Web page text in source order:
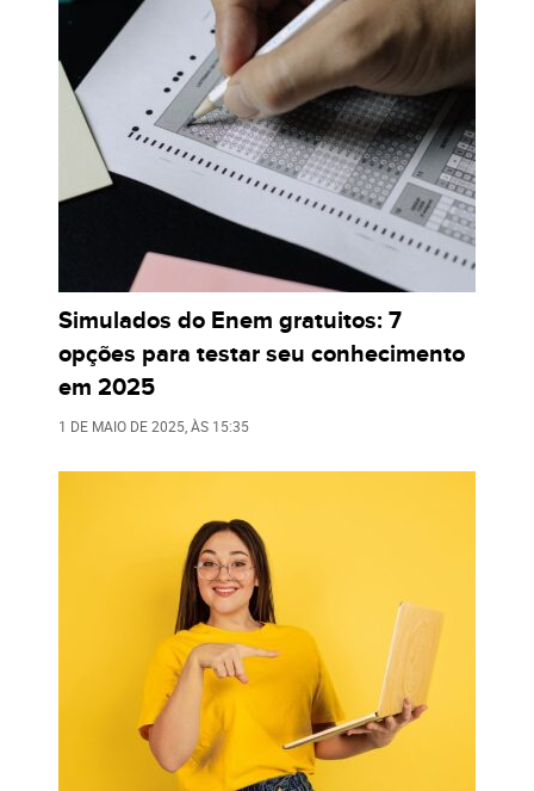
Simulados do Enem gratuitos: 7
opções para testar seu conhecimento
em 2025
1 DE MAIO DE 2025 , ÀS 15:35